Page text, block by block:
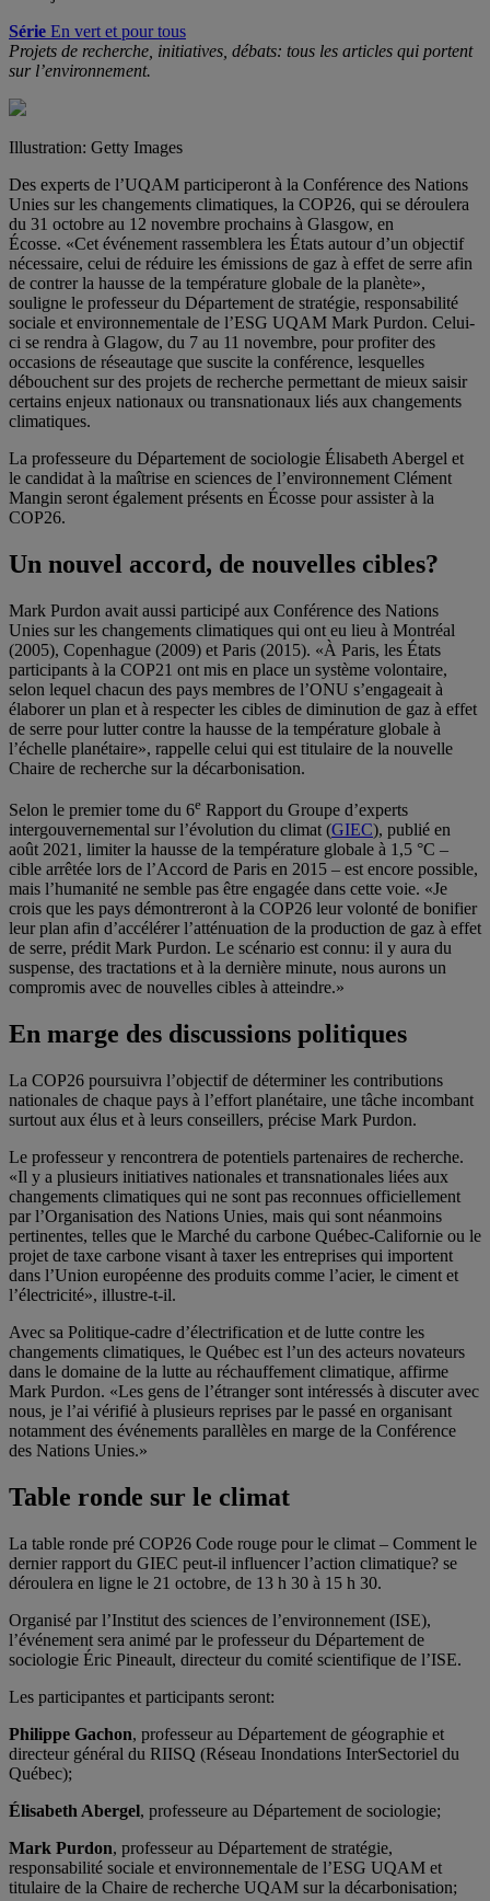
Série En vert et pour tous
Projets de recherche, initiatives, débats: tous les articles qui portent
sur l’environnement.
Illustration: Getty Images
Des experts de l’UQAM participeront à la Conférence des Nations
Unies sur les changements climatiques, la COP26, qui se déroulera
du 31 octobre au 12 novembre prochains à Glasgow, en
Écosse. «Cet événement rassemblera les États autour d’un objectif
nécessaire, celui de réduire les émissions de gaz à effet de serre afin
de contrer la hausse de la température globale de la planète»,
souligne le professeur du Département de stratégie, responsabilité
sociale et environnementale de l’ESG UQAM Mark Purdon. Celui-
ci se rendra à Glagow, du 7 au 11 novembre, pour profiter des
occasions de réseautage que suscite la conférence, lesquelles
débouchent sur des projets de recherche permettant de mieux saisir
certains enjeux nationaux ou transnationaux liés aux changements
climatiques.
La professeure du Département de sociologie Élisabeth Abergel et
le candidat à la maîtrise en sciences de l’environnement Clément
Mangin seront également présents en Écosse pour assister à la
COP26.
Un nouvel accord, de nouvelles cibles?
Mark Purdon avait aussi participé aux Conférence des Nations
Unies sur les changements climatiques qui ont eu lieu à Montréal
(2005), Copenhague (2009) et Paris (2015). «À Paris, les États
participants à la COP21 ont mis en place un système volontaire,
selon lequel chacun des pays membres de l’ONU s’engageait à
élaborer un plan et à respecter les cibles de diminution de gaz à effet
de serre pour lutter contre la hausse de la température globale à
l’échelle planétaire», rappelle celui qui est titulaire de la nouvelle
Chaire de recherche sur la décarbonisation.
Selon le premier tome du 6e Rapport du Groupe d’experts
intergouvernemental sur l’évolution du climat (GIEC), publié en
août 2021, limiter la hausse de la température globale à 1,5 °C –
cible arrêtée lors de l’Accord de Paris en 2015 – est encore possible,
mais l’humanité ne semble pas être engagée dans cette voie. «Je
crois que les pays démontreront à la COP26 leur volonté de bonifier
leur plan afin d’accélérer l’atténuation de la production de gaz à effet
de serre, prédit Mark Purdon. Le scénario est connu: il y aura du
suspense, des tractations et à la dernière minute, nous aurons un
compromis avec de nouvelles cibles à atteindre.»
En marge des discussions politiques
La COP26 poursuivra l’objectif de déterminer les contributions
nationales de chaque pays à l’effort planétaire, une tâche incombant
surtout aux élus et à leurs conseillers, précise Mark Purdon.
Le professeur y rencontrera de potentiels partenaires de recherche.
«Il y a plusieurs initiatives nationales et transnationales liées aux
changements climatiques qui ne sont pas reconnues officiellement
par l’Organisation des Nations Unies, mais qui sont néanmoins
pertinentes, telles que le Marché du carbone Québec-Californie ou le
projet de taxe carbone visant à taxer les entreprises qui importent
dans l’Union européenne des produits comme l’acier, le ciment et
l’électricité», illustre-t-il.
Avec sa Politique-cadre d’électrification et de lutte contre les
changements climatiques, le Québec est l’un des acteurs novateurs
dans le domaine de la lutte au réchauffement climatique, affirme
Mark Purdon. «Les gens de l’étranger sont intéressés à discuter avec
nous, je l’ai vérifié à plusieurs reprises par le passé en organisant
notamment des événements parallèles en marge de la Conférence
des Nations Unies.»
Table ronde sur le climat
La table ronde pré COP26 Code rouge pour le climat – Comment le
dernier rapport du GIEC peut-il influencer l’action climatique? se
déroulera en ligne le 21 octobre, de 13 h 30 à 15 h 30.
Organisé par l’Institut des sciences de l’environnement (ISE),
l’événement sera animé par le professeur du Département de
sociologie Éric Pineault, directeur du comité scientifique de l’ISE.
Les participantes et participants seront:
Philippe Gachon, professeur au Département de géographie et
directeur général du RIISQ (Réseau Inondations InterSectoriel du
Québec);
Élisabeth Abergel, professeure au Département de sociologie;
Mark Purdon, professeur au Département de stratégie,
responsabilité sociale et environnementale de l’ESG UQAM et
titulaire de la Chaire de recherche UQAM sur la décarbonisation;